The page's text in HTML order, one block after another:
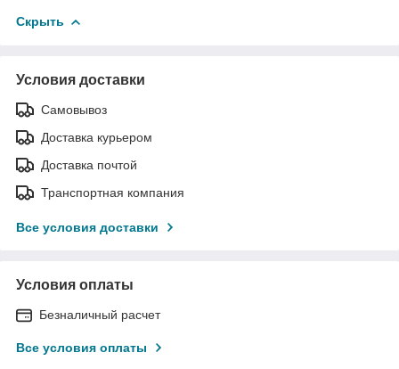
Скрыть
Условия доставки
Самовывоз
Доставка курьером
Доставка почтой
Транспортная компания
Все условия доставки
Условия оплаты
Безналичный расчет
Все условия оплаты